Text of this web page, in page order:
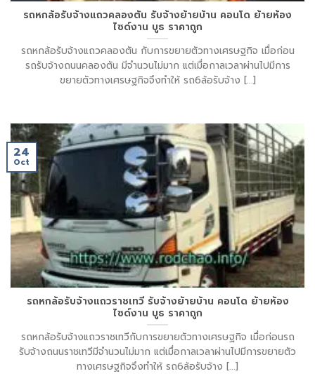
รถหกล้อรับจ้างแถวคลองตัน รับจ้างย้ายบ้าน คอนโด ย้ายห้อง
ไซด์งาน บูธ ราคาถูก
รถหกล้อรับจ้างแถวคลองตัน กับการขยายตัวทางเศรษฐกิจ เมื่อก่อน
รถรับจ้างถนนคลองตัน มีจำนวนไม่มาก แต่เมื่อกาลเวลาผ่านไปมีการ
ขยายตัวทางเศรษฐกิจจึงทำให้ รถ6ล้อรับจ้าง [...]
รถหกล้อรับจ้างแถวราชเทวี รับจ้างย้ายบ้าน คอนโด ย้ายห้อง
ไซด์งาน บูธ ราคาถูก
รถหกล้อรับจ้างแถวราชเทวีกับการขยายตัวทางเศรษฐกิจ เมื่อก่อนรถ
รับจ้างถนนราชเทวีมีจำนวนไม่มาก แต่เมื่อกาลเวลาผ่านไปมีการขยายตัว
ทางเศรษฐกิจจึงทำให้ รถ6ล้อรับจ้าง [...]
24
Oct